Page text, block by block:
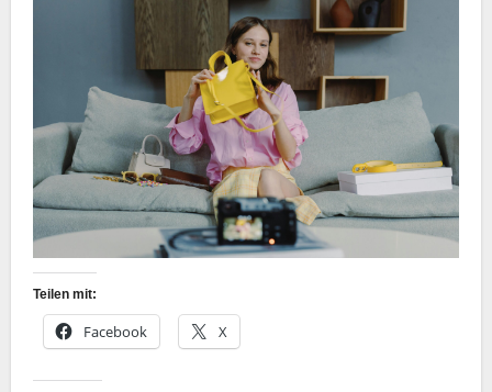
Teilen mit:
Facebook X